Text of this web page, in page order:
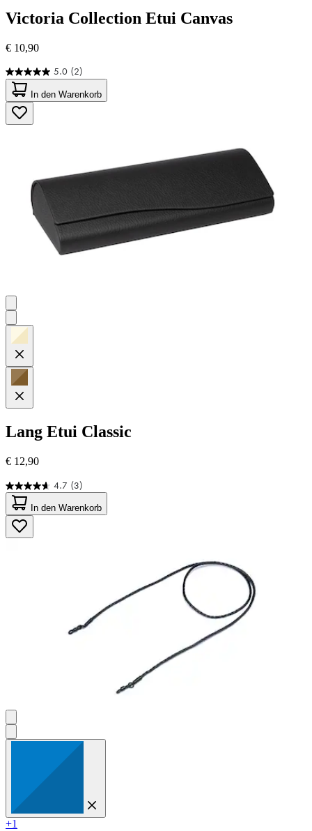
Victoria Collection Etui Canvas
€ 10,90
5.0 (2)
5.0
von
5
Sternen.
2
In den Warenkorb
Lang Etui Classic
€ 12,90
4.7 (3)
4.7
von
5
Sternen.
3
In den Warenkorb
+1